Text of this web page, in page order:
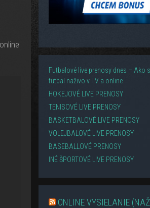
Futbalové live prenosy dnes – Ako
futbal naživo v TV a online
HOKEJOVÉ LIVE PRENOSY
TENISOVÉ LIVE PRENOSY
BASKETBALOVÉ LIVE PRENOSY
VOLEJBALOVÉ LIVE PRENOSY
BASEBALLOVÉ PRENOSY
INÉ ŠPORTOVÉ LIVE PRENOSY
ONLINE VYSIELANIE